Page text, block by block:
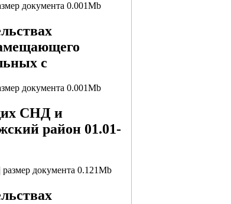
документа 0.001Mb
с
документа 0.001Mb
СНД и
район 01.01-
размер документа 0.121Mb